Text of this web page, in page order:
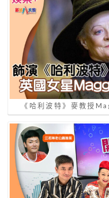
《哈利波特》麥教授